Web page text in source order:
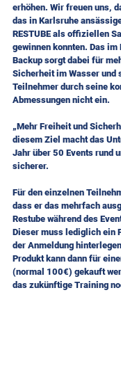
erhöhen. Wir freuen uns,
das in Karlsruhe
RESTUBE als offiziellen
gewinnen konnten. Das
Backup sorgt dabei für
Sicherheit im Wasser und
Teilnehmer durch seine
Abmessungen nicht ein.
„Mehr Freiheit und
diesem Ziel macht das
Jahr über 50 Events rund
sicherer.
Für den einzelnen
dass er das mehrfach
Restube während des
Dieser muss lediglich ein
der Anmeldung
Produkt kann dann für
(normal 100€) gekauft
das zukünftige Training